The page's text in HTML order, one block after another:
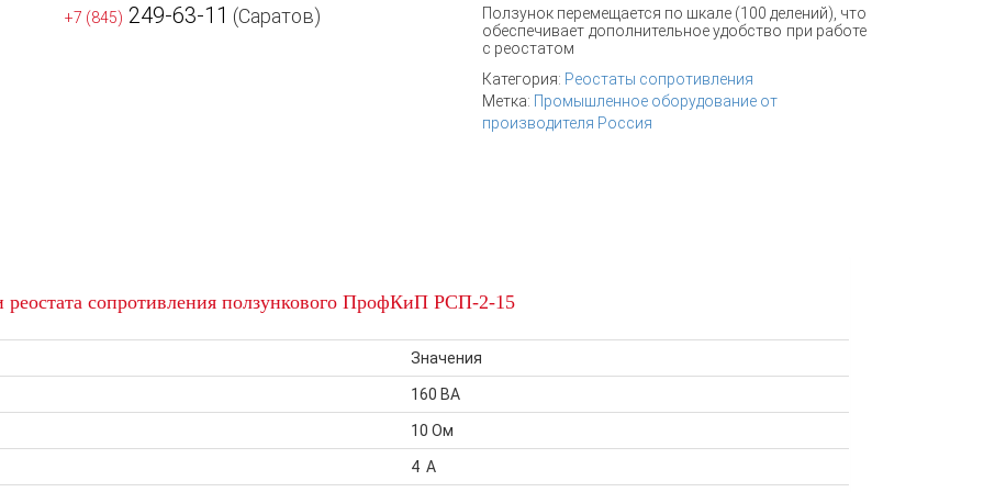
+7 (845) 249-63-11 (Саратов)
Ползунок перемещается по шкале (100 делений), что
обеспечивает дополнительное удобство при работе
с реостатом
Категория: Реостаты сопротивления
Метка: Промышленное оборудование от
производителя Россия
реостата сопротивления ползункового ПрофКиП РСП-2-15
Значения
160 ВА
10 Ом
4 А